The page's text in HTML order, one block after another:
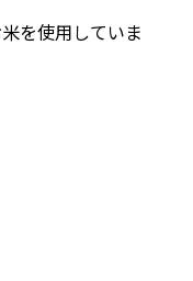
を使用していま